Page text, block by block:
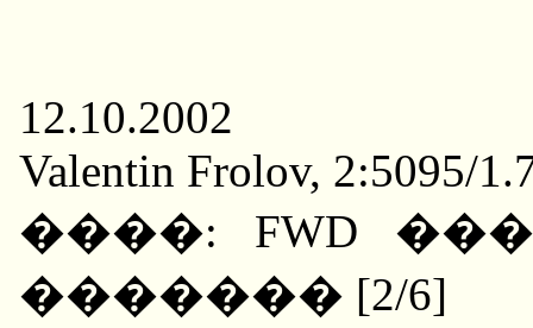
12.10.2002
Valentin Frolov, 2:5095/
����: FWD
������� [2/6]